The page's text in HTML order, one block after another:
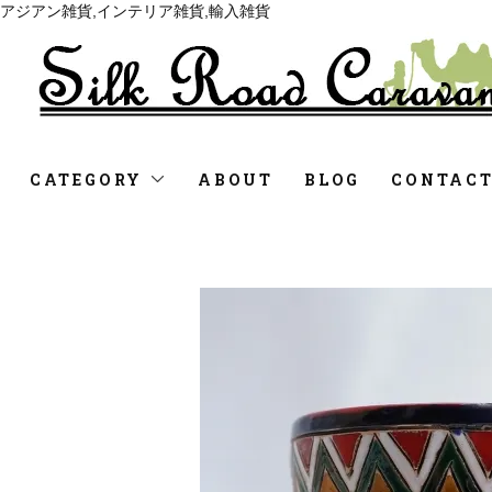
アジアン雑貨,インテリア雑貨,輸入雑貨
CATEGORY ABOUT BLOG